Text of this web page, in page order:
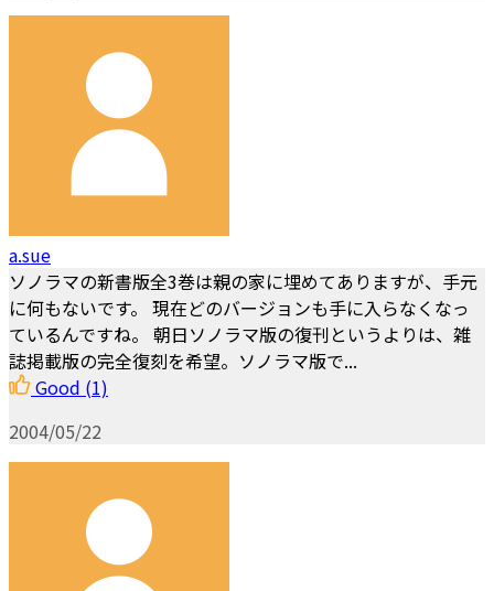
a.sue
ソノラマの新書版全3巻は親の家に埋めてありますが、手元
に何もないです。 現在どのバージョンも手に入らなくなっ
ているんですね。 朝日ソノラマ版の復刊というよりは、雑
誌掲載版の完全復刻を希望。ソノラマ版で...
Good (1)
2004/05/22